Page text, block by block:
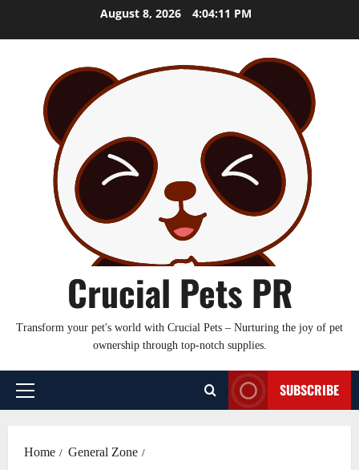
August 8, 2026 4:04:12 PM
Crucial Pets PR
Transform your pet's world with Crucial Pets – Nurturing the joy of pet
ownership through top-notch supplies.
Primary
SUBSCRIBE
Home
General Zone